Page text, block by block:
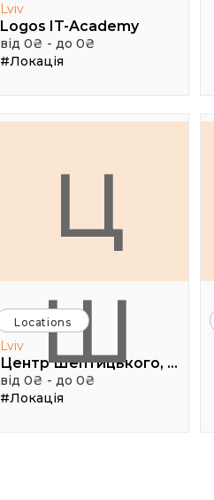
Lviv
Logos IT-Academy
від 0₴ - до 0₴
#Локація
Ц
Ш
Locations
Lviv
Центр Шептицького, 1 поверх, паркова аудиторія
від 0₴ - до 0₴
#Локація